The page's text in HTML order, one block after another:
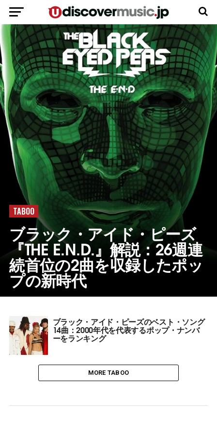
TABOO
ブラック・アイド・ピーズ
『THE E.N.D.』解説：26週連
続首位の2曲を収録したポッ
プの新時代
ブラック・アイド・ピーズのベスト・ソング
14曲：2000年代を代表するポップ・ナンバ
ーをランキング
MORE TABOO